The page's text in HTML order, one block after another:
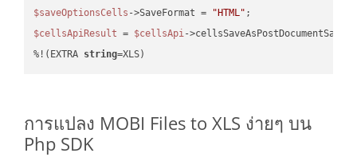
$saveOptionsCells ->SaveFormat = "HTML"
$cellsApiResult = $cellsApi-
%!(EXTRA string=XLS)
การแปลง MOBI Files to XLS ง่ายๆ บน
Php SDK